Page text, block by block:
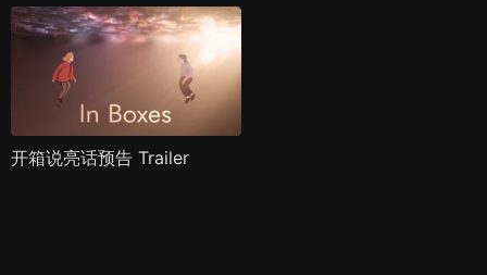
开箱说亮话预告 Trailer